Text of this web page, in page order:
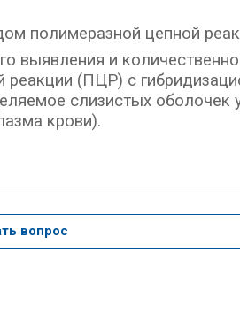
полимеразной цепной
выявления и
(ПЦР) с
слизистых оболочек
крови).
вопрос